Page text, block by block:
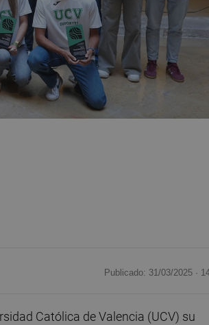
Publicado: 31/03/2025 ·
Católica de Valencia (UCV) su